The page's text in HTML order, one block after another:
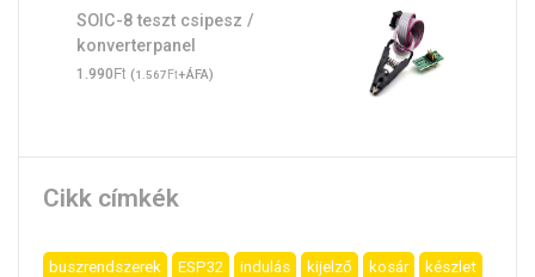
SOIC-8 teszt csipesz /
konverterpanel
1.990Ft (1.567Ft+ÁFA)
Cikk címkék
buszrendszerek ESP32 indulás kijelző kosár
készlet